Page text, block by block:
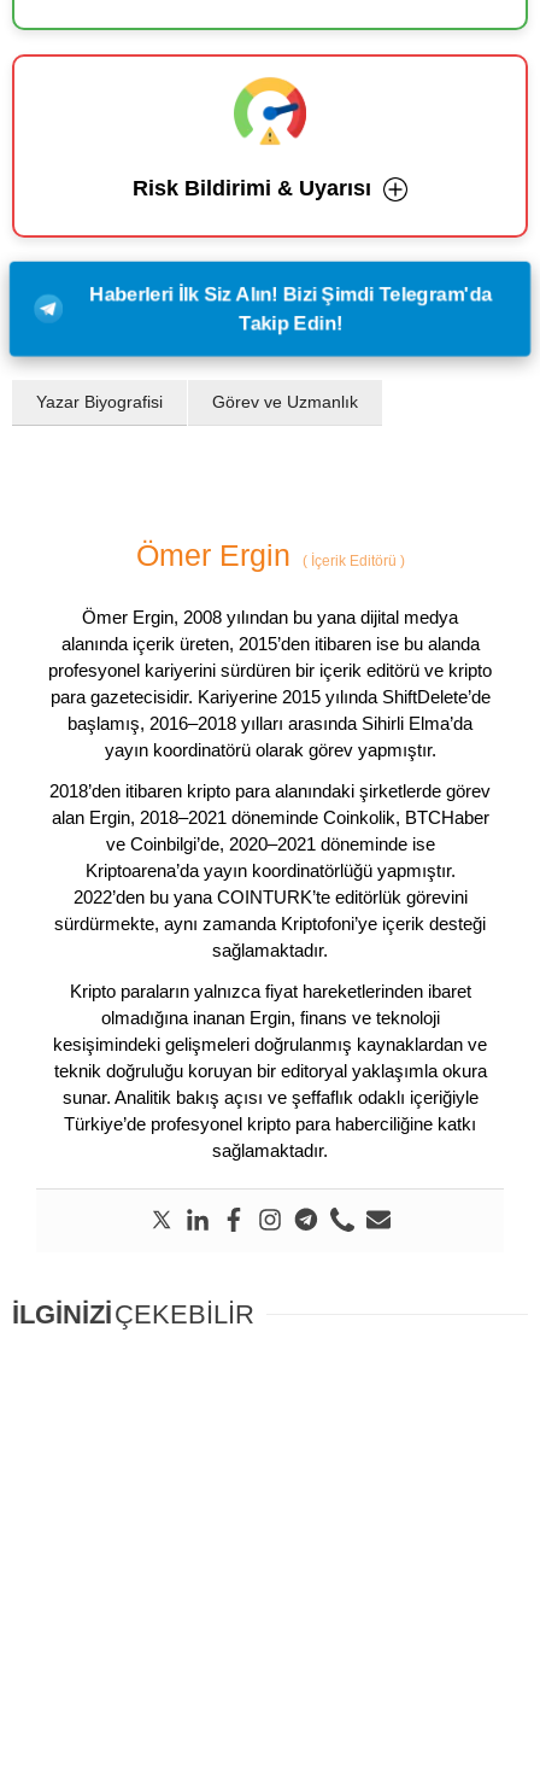
Risk Bildirimi & Uyarısı
Haberleri İlk Siz Alın! Bizi Şimdi Telegram'da
Takip Edin!
Yazar Biyografisi Görev ve Uzmanlık
Ömer Ergin (İçerik Editörü )
Ömer Ergin, 2008 yılından bu yana dijital medya
alanında içerik üreten, 2015’den itibaren ise bu alanda
profesyonel kariyerini sürdüren bir içerik editörü ve kripto
para gazetecisidir. Kariyerine 2015 yılında ShiftDelete’de
başlamış, 2016–2018 yılları arasında Sihirli Elma’da
yayın koordinatörü olarak görev yapmıştır.
2018’den itibaren kripto para alanındaki şirketlerde görev
alan Ergin, 2018–2021 döneminde Coinkolik, BTCHaber
ve Coinbilgi’de, 2020–2021 döneminde ise
Kriptoarena’da yayın koordinatörlüğü yapmıştır.
2022’den bu yana COINTURK’te editörlük görevini
sürdürmekte, aynı zamanda Kriptofoni’ye içerik desteği
sağlamaktadır.
Kripto paraların yalnızca fiyat hareketlerinden ibaret
olmadığına inanan Ergin, finans ve teknoloji
kesişimindeki gelişmeleri doğrulanmış kaynaklardan ve
teknik doğruluğu koruyan bir editoryal yaklaşımla okura
sunar. Analitik bakış açısı ve şeffaflık odaklı içeriğiyle
Türkiye’de profesyonel kripto para haberciliğine katkı
sağlamaktadır.
İLGİNİZİÇEKEBİLİR